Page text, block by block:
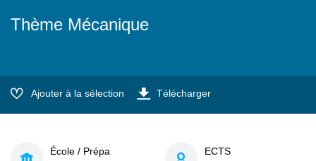
Thème Mécanique
Ajouter à la sélection Télécharger
École / Prépa
ECTS